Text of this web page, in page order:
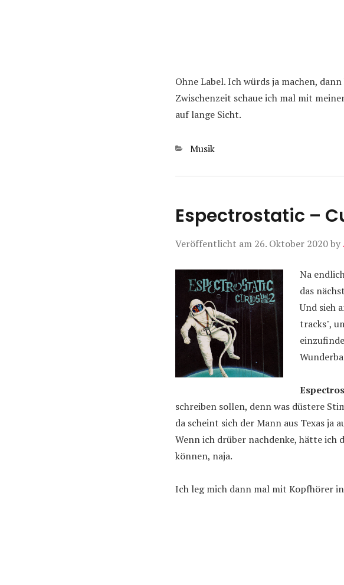
Ohne Label. Ich würds ja machen,
Zwischenzeit schaue ich mal mit
auf lange Sicht.
Kategorien
Musik
Espectrostatic –
Veröffentlicht am 26. Oktober 2020by
Na
das
Und sieh
tracks",
schreiben sollen, denn was düstere
da scheint sich der Mann aus Texas ja
Wenn ich drüber nachdenke, hätte ich
können, naja.
Ich leg mich dann mal mit Kopfhörer